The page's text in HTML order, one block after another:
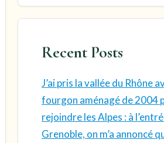
Recent Posts
J’ai pris la vallée du Rhône
fourgon aménagé de 2004
rejoindre les Alpes : à
Grenoble, on m’a annoncé